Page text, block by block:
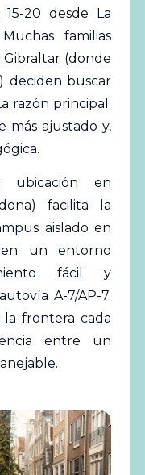
20 desde La
familias
(donde
deciden buscar
razón principal:
más ajustado y,
ubicación en
facilita la
aislado en
un entorno
fácil y
A-7/AP-7.
la frontera cada
entre un